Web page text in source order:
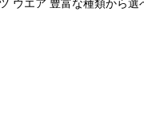
ウエア 豊富な種類から